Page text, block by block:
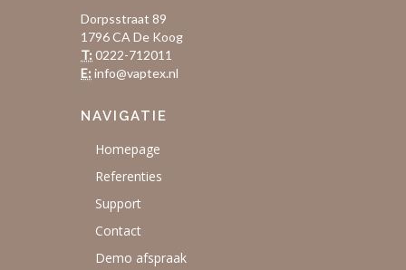
Dorpsstraat 89
1796 CA De Koog
T: 0222-712011
E: info@vaptex.nl
NAVIGATIE
Homepage
Referenties
Support
Contact
Demo afspraak